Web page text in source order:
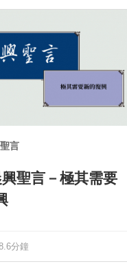
言
聖言－極其需要
分鐘